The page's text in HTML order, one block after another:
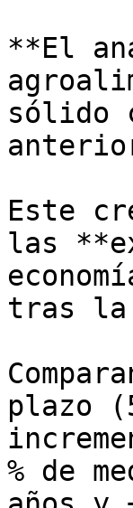
**El
sólido
Este
las
tras la
plazo
% de